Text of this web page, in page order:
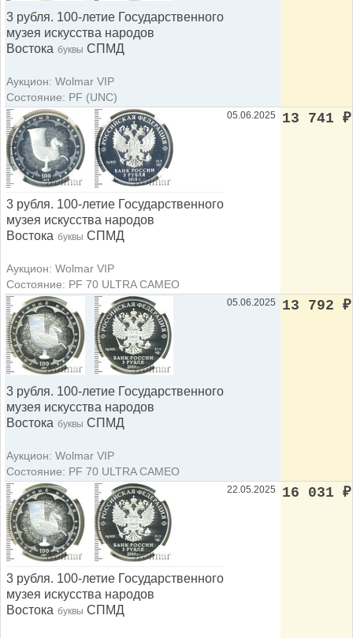
3 рубля. 100-летие Государственного
музея искусства народов
Востока буквы СПМД
Аукцион: Wolmar VIP
Состояние: PF (UNC)
3 рубля. 100-летие Государственного
музея искусства народов
Востока буквы СПМД
Аукцион: Wolmar VIP
Состояние: PF 70 ULTRA CAMEO
05.06.2025 13 741 ₽
3 рубля. 100-летие Государственного
музея искусства народов
Востока буквы СПМД
Аукцион: Wolmar VIP
Состояние: PF 70 ULTRA CAMEO
05.06.2025 13 792 ₽
3 рубля. 100-летие Государственного
музея искусства народов
Востока буквы СПМД
22.05.2025 16 031 ₽